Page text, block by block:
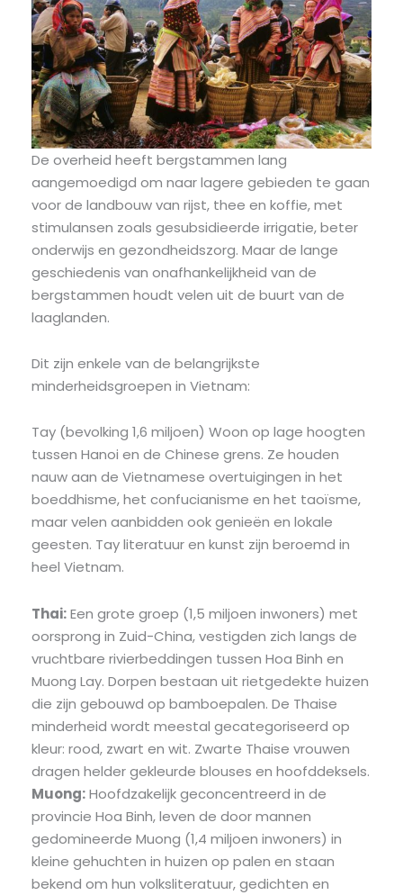
De overheid heeft bergstammen lang
aangemoedigd om naar lagere gebieden te gaan
voor de landbouw van rijst, thee en koffie, met
stimulansen zoals gesubsidieerde irrigatie, beter
onderwijs en gezondheidszorg. Maar de lange
geschiedenis van onafhankelijkheid van de
bergstammen houdt velen uit de buurt van de
laaglanden.
Dit zijn enkele van de belangrijkste
minderheidsgroepen in Vietnam:
Tay (bevolking 1,6 miljoen) Woon op lage hoogten
tussen Hanoi en de Chinese grens. Ze houden
nauw aan de Vietnamese overtuigingen in het
boeddhisme, het confucianisme en het taoïsme,
maar velen aanbidden ook genieën en lokale
geesten. Tay literatuur en kunst zijn beroemd in
heel Vietnam.
Thai:Een grote groep (1,5 miljoen inwoners) met
oorsprong in Zuid-China, vestigden zich langs de
vruchtbare rivierbeddingen tussen Hoa Binh en
Muong Lay. Dorpen bestaan ​​uit rietgedekte huizen
die zijn gebouwd op bamboepalen. De Thaise
minderheid wordt meestal gecategoriseerd op
kleur: rood, zwart en wit. Zwarte Thaise vrouwen
dragen helder gekleurde blouses en hoofddeksels.
Muong:Hoofdzakelijk geconcentreerd in de
provincie Hoa Binh, leven de door mannen
gedomineerde Muong (1,4 miljoen inwoners) in
kleine gehuchten in huizen op palen en staan ​​
bekend om hun volksliteratuur, gedichten en